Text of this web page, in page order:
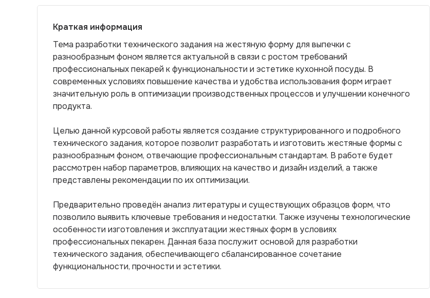
Краткая информация
Тема разработки технического задания на жестяную форму для выпечки с
разнообразным фоном является актуальной в связи с ростом требований
профессиональных пекарей к функциональности и эстетике кухонной посуды. В
современных условиях повышение качества и удобства использования форм играет
значительную роль в оптимизации производственных процессов и улучшении конечного
продукта.
Целью данной курсовой работы является создание структурированного и подробного
технического задания, которое позволит разработать и изготовить жестяные формы с
разнообразным фоном, отвечающие профессиональным стандартам. В работе будет
рассмотрен набор параметров, влияющих на качество и дизайн изделий, а также
представлены рекомендации по их оптимизации.
Предварительно проведён анализ литературы и существующих образцов форм, что
позволило выявить ключевые требования и недостатки. Также изучены технологические
особенности изготовления и эксплуатации жестяных форм в условиях
профессиональных пекарен. Данная база послужит основой для разработки
технического задания, обеспечивающего сбалансированное сочетание
функциональности, прочности и эстетики.